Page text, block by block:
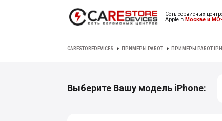
Сеть сервисных
Apple в Москве и МО
CARESTOREDEVICES > ПРИМЕРЫ РАБОТ > ПРИМЕРЫ РАБОТ
Выберите Вашу модель iPhone: